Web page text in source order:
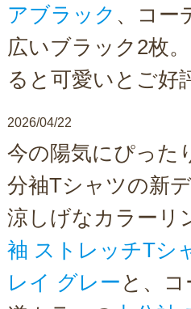
アブラック 、コー
広いブラック2枚
ると可愛いとご好
2026/04/22
今の陽気にぴった
分袖Tシャツの新
涼しげなカラーリ
袖 ストレッチTシ
レイ グレー と、